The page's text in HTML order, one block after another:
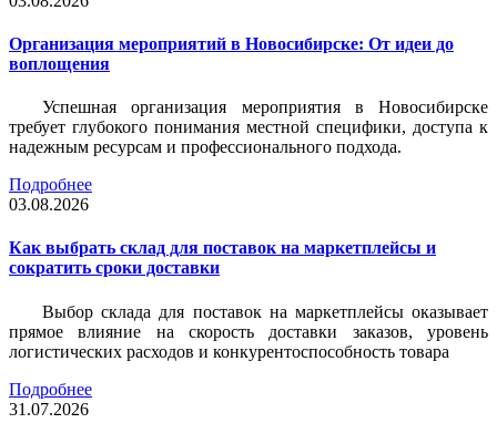
Организация мероприятий в Новосибирске: От идеи до
воплощения
Успешная организация мероприятия в Новосибирске
требует глубокого понимания местной специфики, доступа к
надежным ресурсам и профессионального подхода.
Подробнее
03.08.2026
Как выбрать склад для поставок на маркетплейсы и
сократить сроки доставки
Выбор склада для поставок на маркетплейсы оказывает
прямое влияние на скорость доставки заказов, уровень
логистических расходов и конкурентоспособность товара
Подробнее
31.07.2026